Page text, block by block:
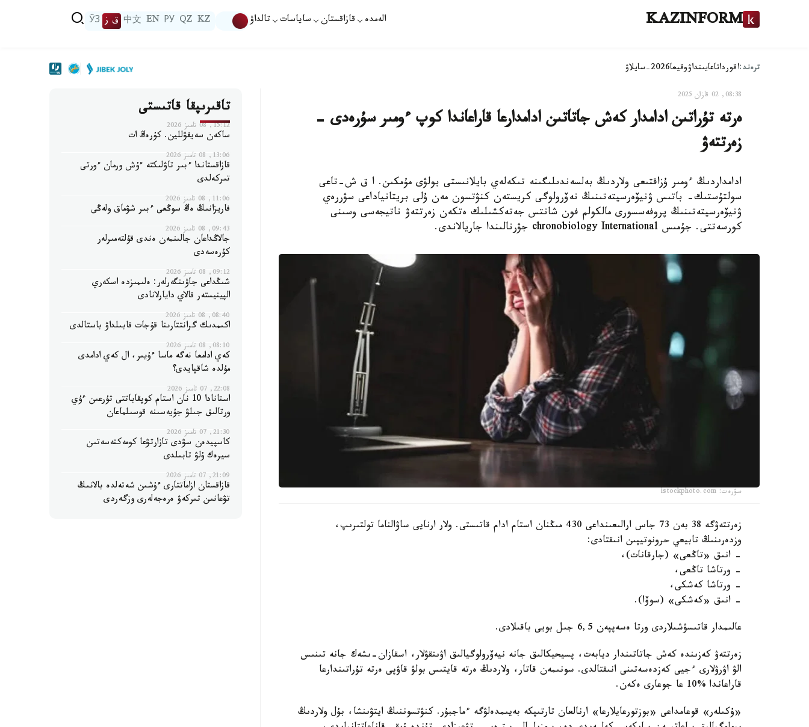
KAZINFORM الەمدە قازاقستان ساياسات تالداۋ KZ
QZ
РУ
EN
中文 ق ز ЎЗ
ترەند:اقورداتاعايىنداۋوقيعا2026-سايلاۋ
08:38, 02 قازان 2025
ەرتە تۇراتىن ادامدار كەش جاتاتىن ادامدارعا قاراعاندا كوپ ءومىر سۇرەدى -
زەرتتەۋ
ادامداردىڭ ءومىر ۇزاقتىعى ولاردىڭ بەلسەندىلىگىنە تىكەلەي بايلانىستى بولۋى مۇمكىن. ا ق ش-تاعى
سولتۇستىك- باتىس ۋنيۆەرسيتەتىنىڭ نەۆرولوگى كريستەن كنۋتسون مەن ۇلى بريتانياداعى سۋررەي
ۋنيۆەرسيتەتىنىڭ پروفەسسورى مالكولم فون شانتس جەتەكشىلىك ەتكەن زەرتتەۋ ناتيجەسى وسىنى
كورسەتتى. جۇمىس chronobiology International جۋرنالىندا جاريالاندى.
سۋرەت: istockphoto.com
زەرتتەۋگە 38 بەن 73 جاس ارالىعىنداعى 430 مىڭنان استام ادام قاتىستى. ولار ارنايى ساۋالناما تولتىرىپ،
وزدەرىنىڭ تابيعي حرونوتيپىن انىقتادى:
- انىق «تاڭعى» (جارقانات)،
- ورتاشا تاڭعى،
- ورتاشا كەشكى،
- انىق «كەشكى» (سوۆا).
عالىمدار قاتىسۋشىلاردى ورتا ەسەپپەن 6,5 جىل بويى باقىلادى.
زەرتتەۋ كەزىندە كەش جاتاتىندار ديابەت، پسيحيكالىق جانە نيەۆرولوگيالىق اۋىتقۋلار، اسقازان-ىشەك جانە تىنىس
الۋ اۋرۋلارى ءجيى كەزدەسەتىنى انىقتالدى. سونىمەن قاتار، ولاردىڭ ەرتە قايتىس بولۋ قاۋپى ەرتە تۇراتىندارعا
قاراعاندا %10 عا جوعارى ەكەن.
«ۇكىلەر» قوعامداعى «بوزتورعايلارعا» ارنالعان تارتىپكە بەيىمدەلۋگە ءماجبۇر. كنۋتسوننىڭ ايتۋىنشا، بۇل ولاردىڭ
تاقىرىپقا قاتىستى
15:12, 08 تامىز 2026
ساكەن سەيفۋللين. كۇرەڭ ات
13:06, 08 تامىز 2026
قازاقستاندا ءبىر تاۋلىكتە ءۇش ورمان ءورتى
تىركەلدى
11:06, 08 تامىز 2026
فاريزانىڭ ەڭ سوڭعى ءبىر شۋماق ولەڭى
09:43, 08 تامىز 2026
جالاڭداعان جالىنمەن ەندى قۇلتەمىرلەر
كۇرەسەدى
09:12, 08 تامىز 2026
شىڭداعى جاۋىنگەرلەر: ەلىمىزدە اسكەري
الپينيستەر قالاي دايارلانادى
08:40, 08 تامىز 2026
اكىمدىك گرانتتارىنا قۇجات قابىلداۋ باستالدى
08:10, 08 تامىز 2026
كەي ادامعا نەگە ماسا ءۇيىر، ال كەي ادامدى
مۇلدە شاقپايدى؟
22:08, 07 تامىز 2026
استانادا 10 نان استام كوپقاباتتى تۇرعىن ءۇي
ورتالىق جىلۋ جۇيەسىنە قوسىلماعان
21:30, 07 تامىز 2026
كاسپيدەن سۋدى تازارتۋعا كومەكتەسەتىن
سيرەك ۇلۋ تابىلدى
21:09, 07 تامىز 2026
قازاقستان ازاماتتارى ءۇشىن شەتەلدە بالانىڭ
تۋعانىن تىركەۋ ەرەجەلەرى وزگەردى